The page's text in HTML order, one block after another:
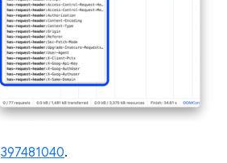
397481040.